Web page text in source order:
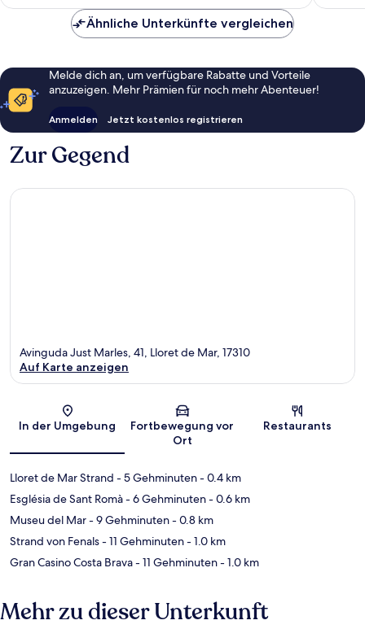
Ähnliche Unterkünfte vergleichen
Melde dich an, um verfügbare Rabatte und Vorteile
anzuzeigen. Mehr Prämien für noch mehr Abenteuer!
Anmelden Jetzt kostenlos registrieren
Zur Gegend
Karte
Avinguda Just Marles, 41, Lloret de Mar, 17310
Auf Karte anzeigen
In der Umgebung
Fortbewegung vor
Ort
Restaurants
Lloret de Mar Strand - 5 Gehminuten- 0.4 km
Església de Sant Romà- 6 Gehminuten- 0.6 km
Museu del Mar- 9 Gehminuten- 0.8 km
Strand von Fenals- 11 Gehminuten- 1.0 km
Gran Casino Costa Brava- 11 Gehminuten- 1.0 km
Mehr zu dieser Unterkunft